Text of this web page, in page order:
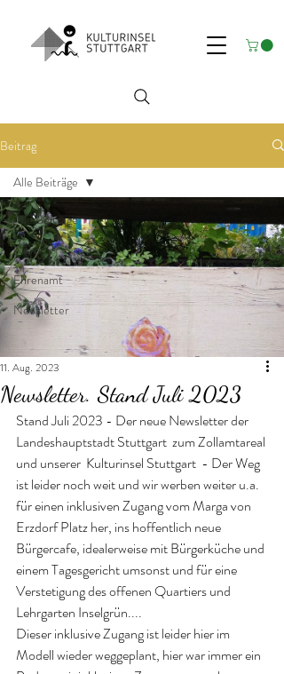
Beitrag
Alle Beiträge
News
Ehrenamt
Newsletter
Alle Beiträge
Newsletter. Stand Juli 2023
11. Aug. 2023
Stand Juli 2023 - Der neue Newsletter der
Landeshauptstadt Stuttgart  zum Zollamtareal
und unserer  Kulturinsel Stuttgart  - Der Weg
ist leider noch weit und wir werben weiter u.a.
für einen inklusiven Zugang vom Marga von
Erzdorf Platz her, ins hoffentlich neue
Bürgercafe, idealerweise mit Bürgerküche und
einem Tagesgericht umsonst und für eine
Verstetigung des offenen Quartiers und
Lehrgarten Inselgrün....
Dieser inklusive Zugang ist leider hier im
Modell wieder weggeplant, hier war immer ein